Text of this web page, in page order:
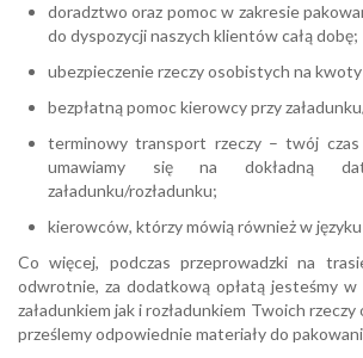
doradztwo oraz pomoc w zakresie
do dyspozycji naszych klientów całą dobę;
ubezpieczenie rzeczy osobistych na
bezpłatną pomoc kierowcy przy
terminowy transport rzeczy – twój
umawiamy się na dokładną
załadunku/rozładunku;
kierowców, którzy mówią również w
Co więcej, podczas przeprowadzki na
odwrotnie, za dodatkową opłatą jesteśmy w
załadunkiem jak i rozładunkiem Twoich
prześlemy odpowiednie materiały do